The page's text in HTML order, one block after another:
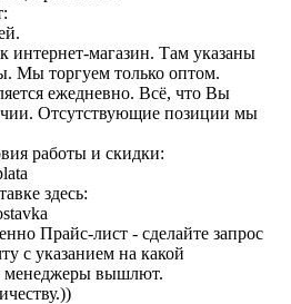
интернет-магазин. Там указаны
Мы торгуем только оптом.
ежедневно. Всё, что Вы
Отсутствующие позиции мы
работы и скидки:
здесь:
Прайс-лист - сделайте запрос
с указанием на какой
менеджеры вышлют.